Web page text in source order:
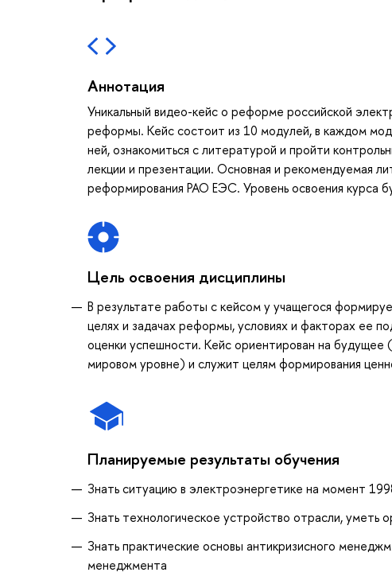
Аннотация
Уникальный видео-кейс о реформе российской
реформы. Кейс состоит из 10 модулей, в каждом
ней, ознакомиться с литературой и пройти
лекции и презентации. Основная и рекомендуемая
реформирования РАО ЕЭС. Уровень освоения курса
Цель освоения дисциплины
В результате работы с кейсом у учащегося
целях и задачах реформы, условиях и факторах ее
оценки успешности. Кейс ориентирован на будущее
мировом уровне) и служит целям формирования
Планируемые результаты обучения
Знать ситуацию в электроэнергетике на момент
Знать технологическое устройство отрасли, уметь
Знать практические основы антикризисного
менеджмента